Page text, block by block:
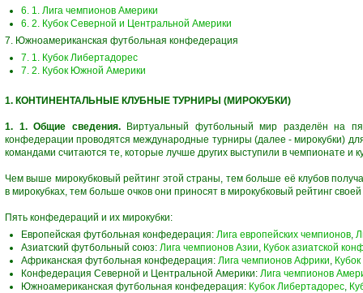
6. 1. Лига чемпионов Америки
6. 2. Кубок Северной и Центральной Америки
7. Южноамериканская футбольная конфедерация
7. 1. Кубок Либертадорес
7. 2. Кубок Южной Америки
1. КОНТИНЕНТАЛЬНЫЕ КЛУБНЫЕ ТУРНИРЫ (МИРОКУБКИ)
1. 1. Общие сведения.Виртуальный футбольный мир разделён на
конфедерации проводятся международные турниры (далее - мирокубки)
командами считаются те, которые лучше других выступили в чемпионате и
Чем выше мирокубковый рейтинг этой страны, тем больше её клубов
в мирокубках, тем больше очков они приносят в мирокубковый рейтинг
Пять конфедераций и их мирокубки:
Европейская футбольная конфедерация: Лига европейских чемпионов,
Азиатский футбольный союз: Лига чемпионов Азии, Кубок азиатской
Африканская футбольная конфедерация: Лига чемпионов Африки,
Конфедерация Северной и Центральной Америки: Лига чемпионов
Южноамериканская футбольная конфедерация: Кубок Либертадорес,